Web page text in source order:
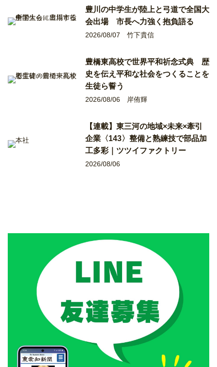
豊川の中学生が陸上と弓道で全国大
会出場 市長へ力強く抱負語る
2026/08/07 竹下貴信
豊橋東高校で世界平和祈念式典 歴
史を伝え平和な社会をつくることを
生徒ら誓う
2026/08/06 岸侑輝
【連載】東三河の地域×未来×牽引
企業〈143〉整備と熟練技で部品加
工多彩｜ツツイファクトリー
2026/08/06